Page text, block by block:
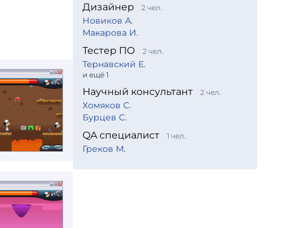
Дизайнер 2 чел.
Новиков А.
Макарова И.
Тестер ПО 2 чел.
Тернавский Е.
и ещё 1
Научный консультант 2 чел.
Хомяков С.
Бурцев С.
QA специалист 1 чел.
Греков М.